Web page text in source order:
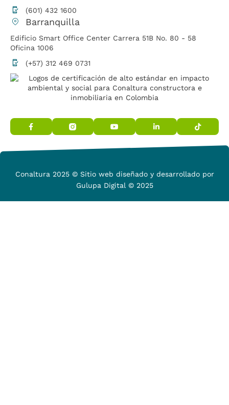
(601) 432 1600
Barranquilla
Edificio Smart Office Center Carrera 51B No. 80 - 58
Oficina 1006
(+57) 312 469 0731
Conaltura 2025 © Sitio web diseñado y desarrollado por
Gulupa Digital © 2025